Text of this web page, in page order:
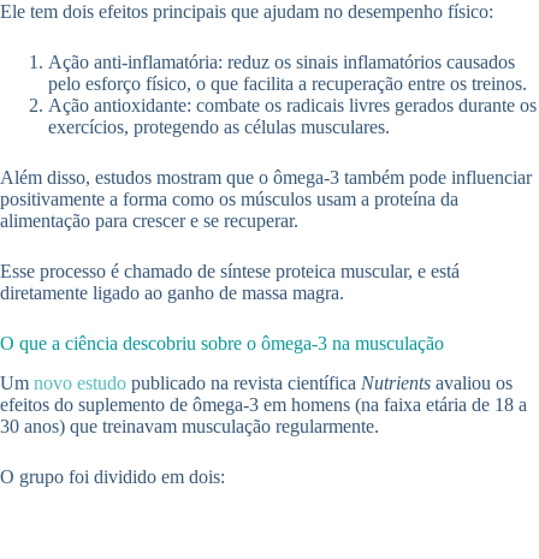
Ele tem dois efeitos principais que ajudam no desempenho físico:
Ação anti-inflamatória: reduz os sinais inflamatórios causados
pelo esforço físico, o que facilita a recuperação entre os treinos.
Ação antioxidante: combate os radicais livres gerados durante os
exercícios, protegendo as células musculares.
Além disso, estudos mostram que o ômega-3 também pode influenciar
positivamente a forma como os músculos usam a proteína da
alimentação para crescer e se recuperar.
Esse processo é chamado de síntese proteica muscular, e está
diretamente ligado ao ganho de massa magra.
O que a ciência descobriu sobre o ômega-3 na musculação
Um novo estudo publicado na revista científica Nutrients avaliou os
efeitos do suplemento de ômega-3 em homens (na faixa etária de 18 a
30 anos) que treinavam musculação regularmente.
O grupo foi dividido em dois: